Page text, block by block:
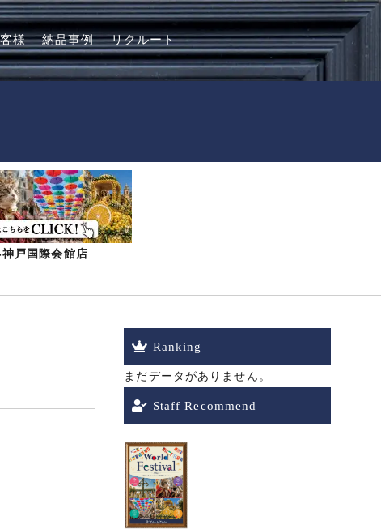
様 納品事例 リクルート
戸国際会館店
Ranking
まだデータがありません。
Staff Recommend